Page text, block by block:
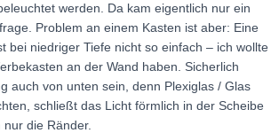
werden. Da kam eigentlich nur ein
Problem an einem Kasten ist aber: Eine
bei niedriger Tiefe nicht so einfach – ich wollte
an der Wand haben. Sicherlich
auch von unten sein, denn Plexiglas / Glas
schließt das Licht förmlich in der Scheibe
die Ränder.